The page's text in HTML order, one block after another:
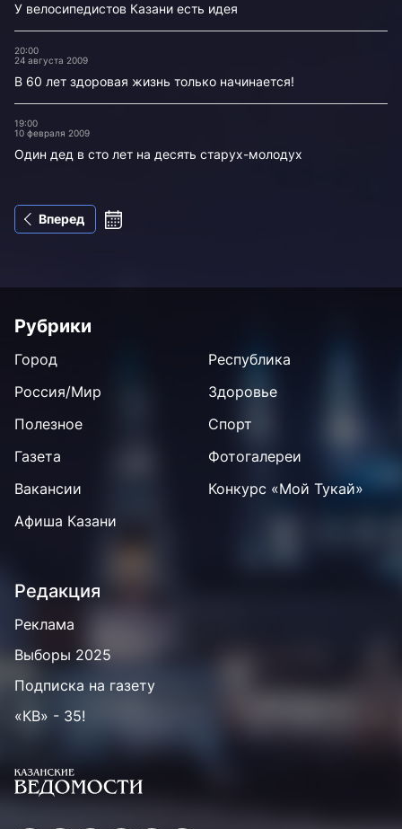
У велосипедистов Казани есть идея
20:00
24 августа 2009
В 60 лет здоровая жизнь только начинается!
19:00
10 февраля 2009
Один дед в сто лет на десять старух-молодух
Вперед
Рубрики
Город
Республика
Россия/Мир
Здоровье
Полезное
Спорт
Газета
Фотогалереи
Вакансии
Конкурс «Мой Тукай»
Афиша Казани
Редакция
Реклама
Выборы 2025
Подписка на газету
«КВ» - 35!